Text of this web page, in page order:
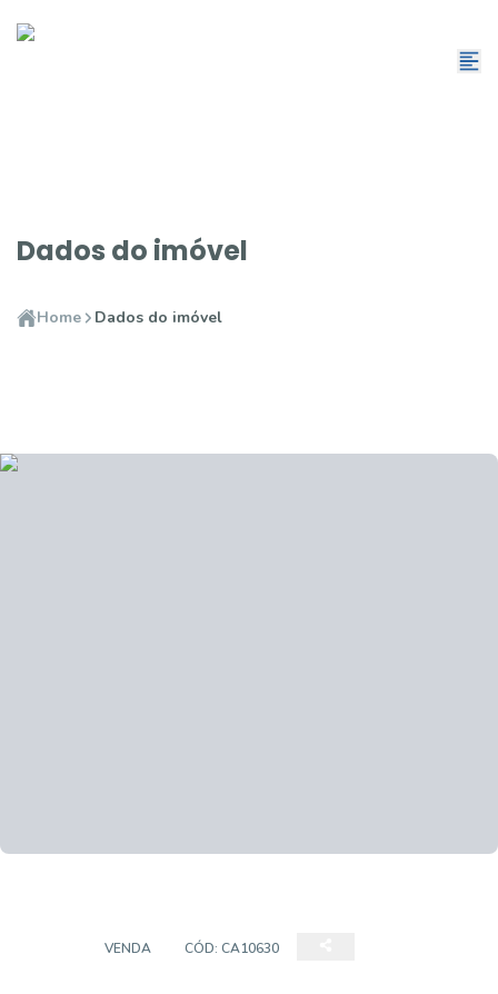
Dados do imóvel
Home Dados do imóvel
VENDA CÓD: CA10630